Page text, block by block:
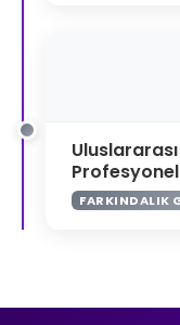
FARKINDALIK